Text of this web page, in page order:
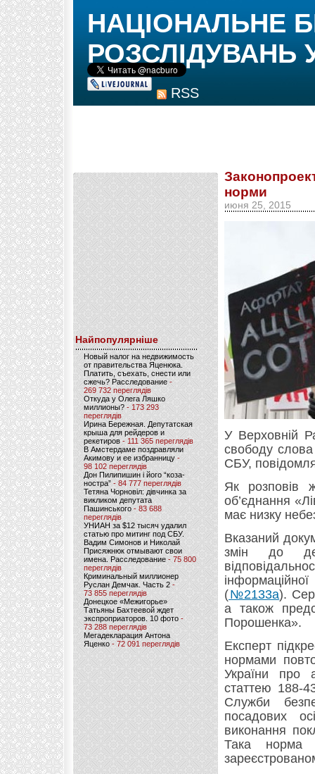
RSS
НАЦІОНАЛЬНЕ
РОЗСЛІДУВАНЬ
Найпопулярніше
Новый налог на недвижимость
от правительства Яценюка.
Платить, съехать, снести или
сжечь? Расследование-
269 732 переглядів
Откуда у Олега Ляшко
миллионы? - 173 293
переглядів
Ирина Бережная. Депутатская
крыша для рейдеров и
рекетиров - 111 365 переглядів
В Амстердаме поздравляли
Акимову и ее избранницу -
98 102 переглядів
Дон Пилипишин і його “коза-
ностра” - 84 777 переглядів
Тетяна Чорновіл: дівчинка за
викликом депутата
Пашинського- 83 688
переглядів
УНИАН за $12 тысяч удалил
статью про митинг под СБУ.
Вадим Симонов и Николай
Присяжнюк отмывают свои
имена. Расследование - 75 800
переглядів
Криминальный миллионер
Руслан Демчак. Часть 2-
73 855 переглядів
Донецкое «Межигорье»
Татьяны Бахтеевой ждет
экспроприаторов. 10 фото -
73 288 переглядів
Мегадекларация Антона
Яценко - 72 091 переглядів
норми
июня 25, 2015
У Верховній
свободу слова
СБУ,
Як розповів
об’єднання
має низку
Вказаний
змін до
(№2133а).
а також
Порошенка».
Експерт
нормами
України про
статтею 188-
Служби
посадових
виконання
Така норма